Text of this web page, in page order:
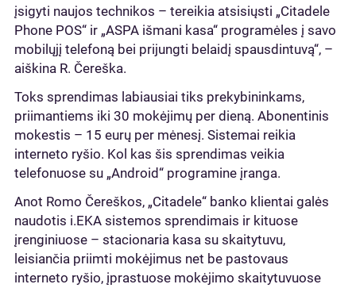
įsigyti naujos technikos – tereikia atsisiųsti „Citadele
Phone POS“ ir „ASPA išmani kasa“ programėles į savo
mobilųjį telefoną bei prijungti belaidį spausdintuvą“, –
aiškina R. Čereška.
Toks sprendimas labiausiai tiks prekybininkams,
priimantiems iki 30 mokėjimų per dieną. Abonentinis
mokestis – 15 eurų per mėnesį. Sistemai reikia
interneto ryšio. Kol kas šis sprendimas veikia
telefonuose su „Android“ programine įranga.
Anot Romo Čereškos, „Citadele“ banko klientai galės
naudotis i.EKA sistemos sprendimais ir kituose
įrenginiuose – stacionaria kasa su skaitytuvu,
leisiančia priimti mokėjimus net be pastovaus
interneto ryšio, įprastuose mokėjimo skaitytuvuose